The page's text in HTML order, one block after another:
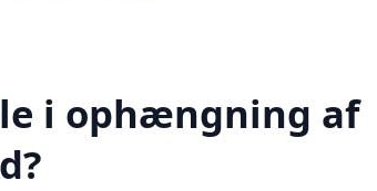
i ophængning af